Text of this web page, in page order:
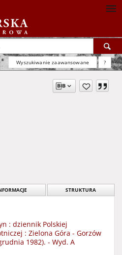
Wyszukiwanie zaawansowane ?
STRUKTURA
: dziennik Polskiej
: Zielona Góra - Gorzów
1982). - Wyd. A